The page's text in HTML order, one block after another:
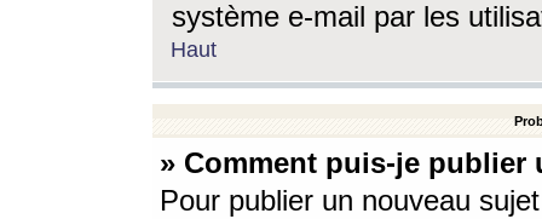
système e-mail par les
Haut
» Comment puis-je
Pour publier un nouveau